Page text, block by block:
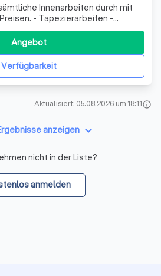
Innenarbeiten durch mit
- Tapezierarbeiten -
- Bodenverlegung von Laminat ect
Verfügbarkeit
Angebot
Aktualisiert: 05.08.2026 um 18:11info
anzeigen keyboard_arrow_down
nicht in der Liste?
anmelden